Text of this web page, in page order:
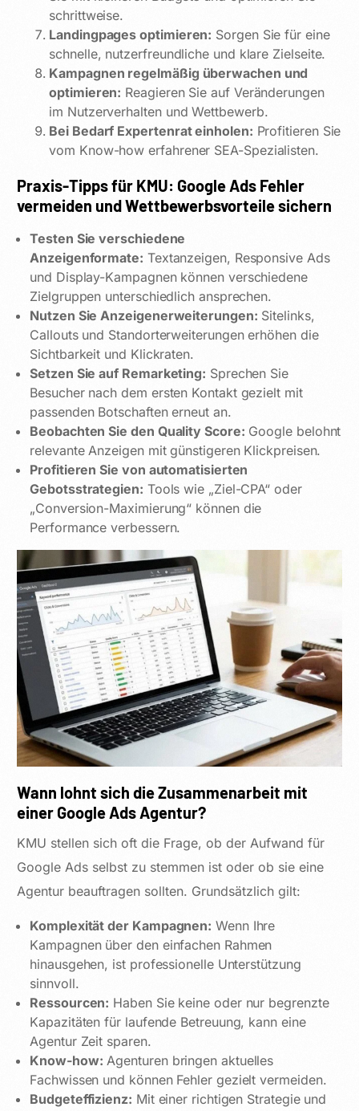
schrittweise.
Landingpages optimieren: Sorgen Sie für eine
schnelle, nutzerfreundliche und klare Zielseite.
Kampagnen regelmäßig überwachen und
optimieren: Reagieren Sie auf Veränderungen
im Nutzerverhalten und Wettbewerb.
Bei Bedarf Expertenrat einholen: Profitieren Sie
vom Know-how erfahrener SEA-Spezialisten.
Praxis-Tipps für KMU: Google Ads Fehler
vermeiden und Wettbewerbsvorteile sichern
Testen Sie verschiedene
Anzeigenformate: Textanzeigen, Responsive Ads
und Display-Kampagnen können verschiedene
Zielgruppen unterschiedlich ansprechen.
Nutzen Sie Anzeigenerweiterungen: Sitelinks,
Callouts und Standorterweiterungen erhöhen die
Sichtbarkeit und Klickraten.
Setzen Sie auf Remarketing: Sprechen Sie
Besucher nach dem ersten Kontakt gezielt mit
passenden Botschaften erneut an.
Beobachten Sie den Quality Score: Google belohnt
relevante Anzeigen mit günstigeren Klickpreisen.
Profitieren Sie von automatisierten
Gebotsstrategien: Tools wie „Ziel-CPA“ oder
„Conversion-Maximierung“ können die
Performance verbessern.
Wann lohnt sich die Zusammenarbeit mit
einer Google Ads Agentur?
KMU stellen sich oft die Frage, ob der Aufwand für
Google Ads selbst zu stemmen ist oder ob sie eine
Agentur beauftragen sollten. Grundsätzlich gilt:
Komplexität der Kampagnen: Wenn Ihre
Kampagnen über den einfachen Rahmen
hinausgehen, ist professionelle Unterstützung
sinnvoll.
Ressourcen: Haben Sie keine oder nur begrenzte
Kapazitäten für laufende Betreuung, kann eine
Agentur Zeit sparen.
Know-how: Agenturen bringen aktuelles
Fachwissen und können Fehler gezielt vermeiden.
Budgeteffizienz: Mit einer richtigen Strategie und